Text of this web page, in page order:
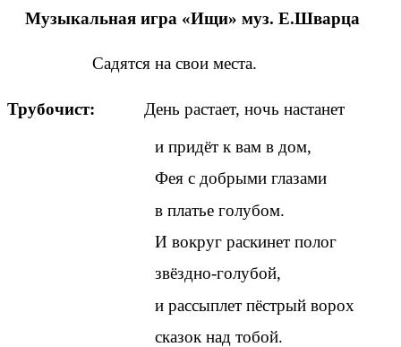
Музыкальная игра «Ищи» муз. Е.Шварца
Садятся на свои места.
Трубочист: День растает, ночь настанет
и придёт к вам в дом,
Фея с добрыми глазами
в платье голубом.
И вокруг раскинет полог
звёздно-голубой,
и рассыплет пёстрый ворох
сказок над тобой.